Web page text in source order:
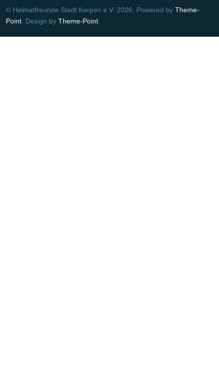
© Heimatfreunde Stadt Kerpen e.V. 2026, Powered by Theme-
Point . Design by Theme-Point